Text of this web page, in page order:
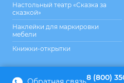
Настольный театр «Сказка за
сказкой»
Наклейки для маркировки
мебели
Книжки-открытки
8 (800)